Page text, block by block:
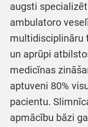
augsti
ambulatoro
multidisciplināru
un aprūpi
medicīnas
aptuveni 80%
pacientu.
apmācību bāzi